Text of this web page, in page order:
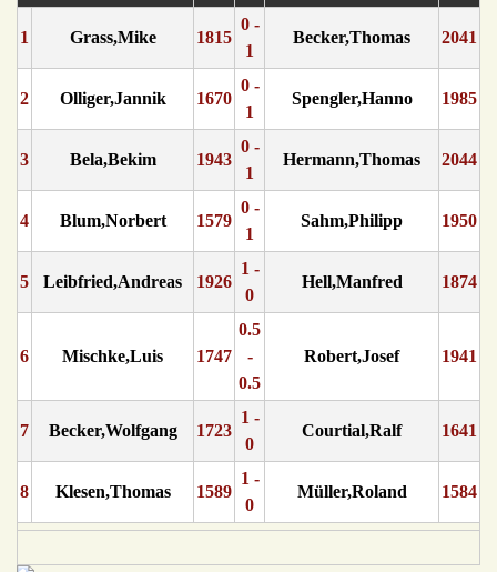
1 Grass,Mike 1815
0 -
1
Becker,Thomas 2041
2 Olliger,Jannik 1670
0 -
1
Spengler,Hanno 1985
3 Bela,Bekim 1943
0 -
1
Hermann,Thomas 2044
4 Blum,Norbert 1579
0 -
1
Sahm,Philipp 1950
5 Leibfried,Andreas 1926
1 -
0
Hell,Manfred 1874
6 Mischke,Luis 1747
0.5
-
0.5
Robert,Josef 1941
7 Becker,Wolfgang 1723
1 -
0
Courtial,Ralf 1641
8 Klesen,Thomas 1589
1 -
0
Müller,Roland 1584